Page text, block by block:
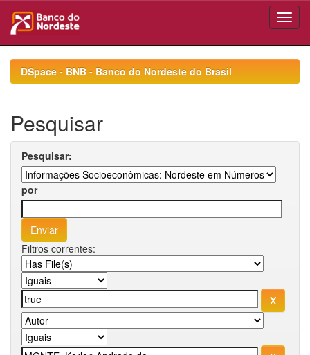
navigationDSpace - BNB - Banco do Nordeste do Brasil
Pesquisar
Pesquisar:
por
Filtros correntes: